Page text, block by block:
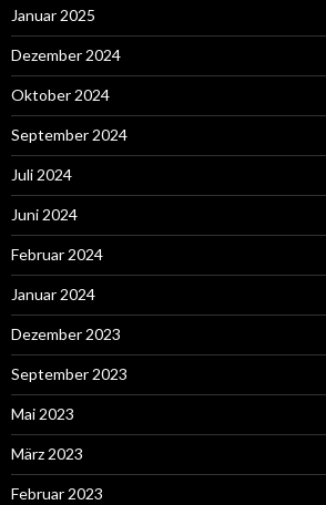
Januar 2025
Dezember 2024
Oktober 2024
September 2024
Juli 2024
Juni 2024
Februar 2024
Januar 2024
Dezember 2023
September 2023
Mai 2023
März 2023
Februar 2023